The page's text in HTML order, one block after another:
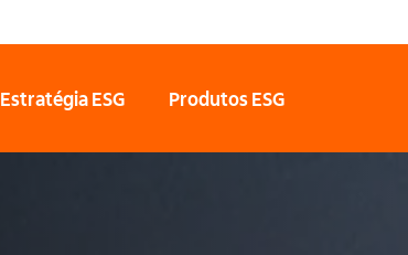
Estratégia ESG Produtos ESG